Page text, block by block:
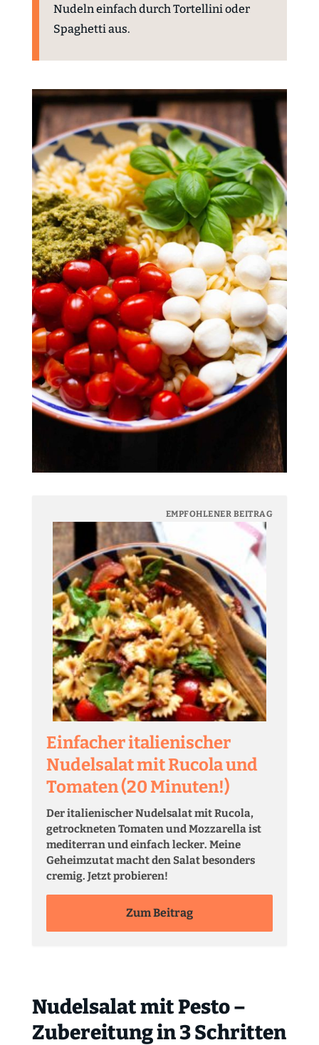
Nudeln einfach durch Tortellini oder
Spaghetti aus.
EMPFOHLENER BEITRAG
Einfacher italienischer
Nudelsalat mit Rucola und
Tomaten (20 Minuten!)
Der italienischer Nudelsalat mit Rucola,
getrockneten Tomaten und Mozzarella ist
mediterran und einfach lecker. Meine
Geheimzutat macht den Salat besonders
cremig. Jetzt probieren!
Zum Beitrag
Nudelsalat mit Pesto –
Zubereitung in 3 Schritten